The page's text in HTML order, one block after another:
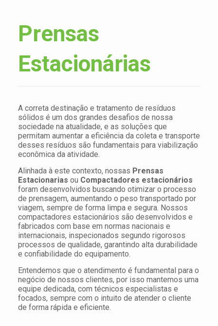
Prensas
Estacionárias
A correta destinação e tratamento de resíduos
sólidos é um dos grandes desafios de nossa
sociedade na atualidade, e as soluções que
permitam aumentar a eficiência da coleta e transporte
desses resíduos são fundamentais para viabilização
econômica da atividade.
Alinhada à este contexto, nossas Prensas
Estacionarias ou Compactadores estacionários
foram desenvolvidos buscando otimizar o processo
de prensagem, aumentando o peso transportado por
viagem, sempre de forma limpa e segura. Nossos
compactadores estacionários são desenvolvidos e
fabricados com base em normas nacionais e
internacionais, inspecionados segundo rigorosos
processos de qualidade, garantindo alta durabilidade
e confiabilidade do equipamento.
Entendemos que o atendimento é fundamental para o
negócio de nossos clientes, por isso mantemos uma
equipe dedicada, com técnicos especialistas e
focados, sempre com o intuito de atender o cliente
de forma rápida e eficiente.